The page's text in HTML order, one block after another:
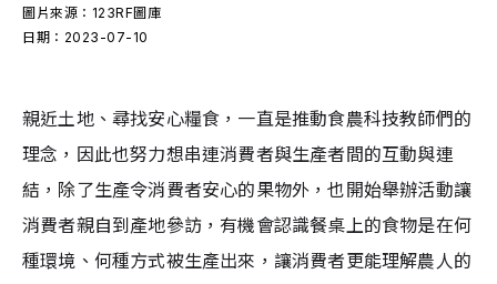
圖片來源： 123RF圖庫
日期： 2023-07-10
親近土地、尋找安心糧食，一直是推動食農科技教師們的
理念，因此也努力想串連消費者與生產者間的互動與連
結，除了生產令消費者安心的果物外，也開始舉辦活動讓
消費者親自到產地參訪，有機會認識餐桌上的食物是在何
種環境、何種方式被生產出來，讓消費者更能理解農人的